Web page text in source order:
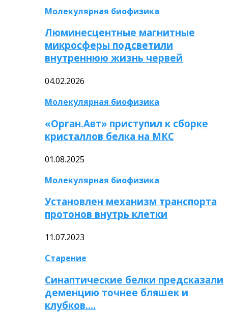
Молекулярная биофизика
Люминесцентные магнитные
микросферы подсветили
внутреннюю жизнь червей
04.02.2026
Молекулярная биофизика
«Орган.Авт» приступил к сборке
кристаллов белка на МКС
01.08.2025
Молекулярная биофизика
Установлен механизм транспорта
протонов внутрь клетки
11.07.2023
Старение
Синаптические белки предсказали
деменцию точнее бляшек и
клубков….